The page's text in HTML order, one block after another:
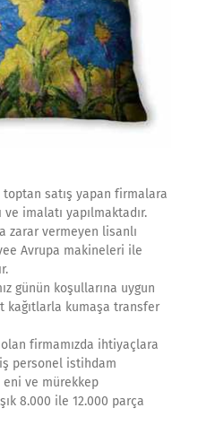
satış yapan firmalara
imalatı yapılmaktadır.
zarar vermeyen lisanlı
Avrupa makineleri ile
günün koşullarına uygun
kağıtlarla kumaşa transfer
firmamızda ihtiyaçlara
personel istihdam
eni ve mürekkep
8.000 ile 12.000 parça